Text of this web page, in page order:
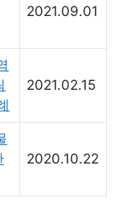
2021.09.01
2021.02.15
2020.10.22